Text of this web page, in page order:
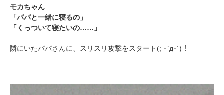
モカちゃん
「パパと一緒に寝るの」
「くっついて寝たいの……」
隣にいたパパさんに、スリスリ攻撃をスタート(; ･`д･´)！